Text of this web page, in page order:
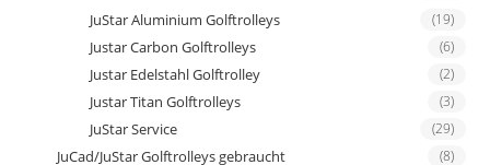
JuStar Aluminium Golftrolleys (19)
Justar Carbon Golftrolleys (6)
Justar Edelstahl Golftrolley (2)
Justar Titan Golftrolleys (3)
JuStar Service (29)
JuCad/JuStar Golftrolleys gebraucht (8)